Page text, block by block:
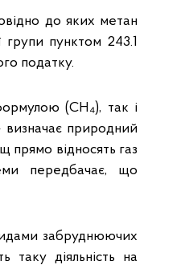
до яких метан
пунктом 243.1
податку.
(СН₄), так і
визначає природний
прямо відносять газ
передбачає, що
забруднюючих
таку діяльність на